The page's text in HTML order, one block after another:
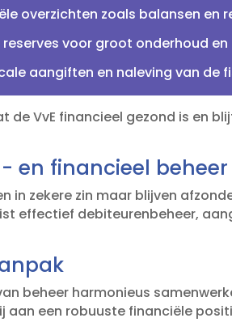
overzichten zoals balansen en
voor groot onderhoud
aangiften en naleving van de
de VvE financieel gezond is en
en financieel beheer
in zekere zin maar blijven
effectief debiteurenbeheer,
beheer harmonieus
aan een robuuste financiële